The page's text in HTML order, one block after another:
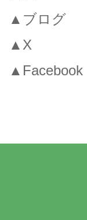
▲ブログ
▲X
▲Facebook